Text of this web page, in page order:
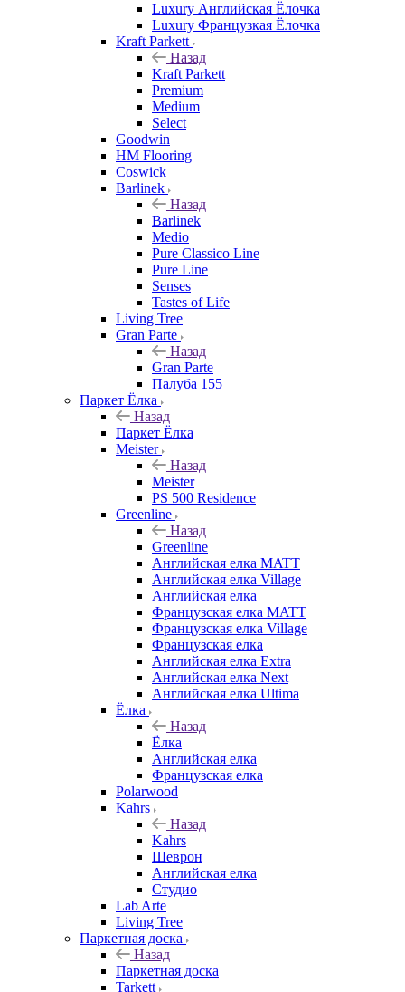
Luxury Английская Ёлочка
Luxury Французкая Ёлочка
Kraft Parkett
Назад
Kraft Parkett
Premium
Medium
Select
Goodwin
HM Flooring
Coswick
Barlinek
Назад
Barlinek
Medio
Pure Classico Line
Pure Line
Senses
Tastes of Life
Living Tree
Gran Parte
Назад
Gran Parte
Палуба 155
Паркет Ёлка
Назад
Паркет Ёлка
Meister
Назад
Meister
PS 500 Residence
Greenline
Назад
Greenline
Английская елка MATT
Английская елка Village
Английская елка
Французская елка MATT
Французская елка Village
Французская елка
Английская елка Extra
Английская елка Next
Английская елка Ultima
Ёлка
Назад
Ёлка
Английская елка
Французская елка
Polarwood
Kahrs
Назад
Kahrs
Шеврон
Английская елка
Студио
Lab Arte
Living Tree
Паркетная доска
Назад
Паркетная доска
Tarkett